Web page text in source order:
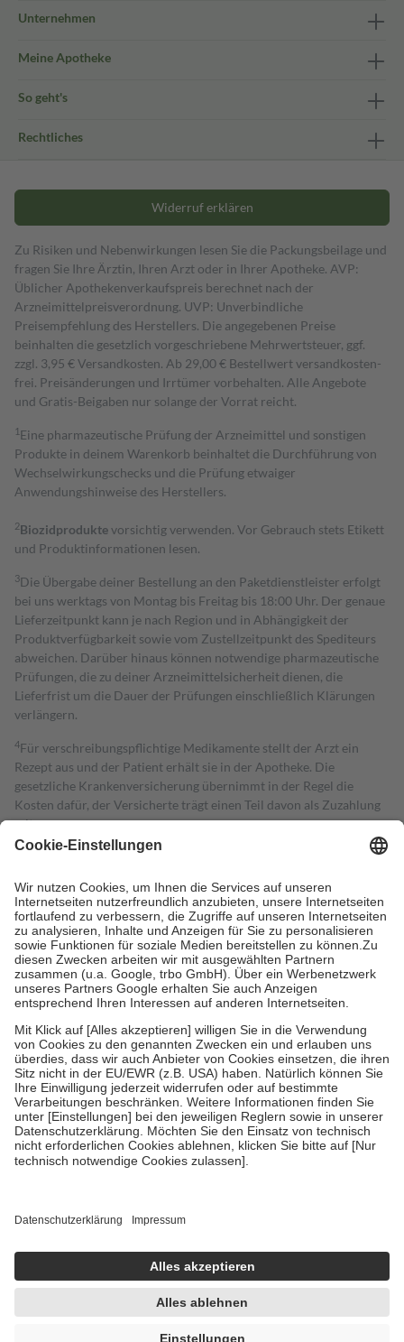
Unternehmen
Meine Apotheke
So geht's
Rechtliches
Widerruf erklären
Zu Risiken und Nebenwirkungen lesen Sie die Packungsbeilage und
fragen Sie Ihre Ärztin, Ihren Arzt oder in Ihrer Apotheke. AVP:
Üblicher Apothekenverkaufspreis berechnet nach der
Arzneimittelpreisverordnung. UVP: Unverbindliche
Preisempfehlung des Herstellers. Die angegebenen Preise
beinhalten die gesetzlich vorgeschriebene Mehrwertsteuer, ggf.
zzgl. 3,95 € Versandkosten. Ab 29,00 € Bestell­wert versand­kosten­
frei. Preisänderungen und Irrtümer vorbehalten. Alle Angebote
und Gratis-Beigaben nur solange der Vorrat reicht.
1 Eine pharmazeutische Prüfung der Arzneimittel und sonstigen
Produkte in deinem Warenkorb beinhaltet die Durchführung von
Wechselwirkungschecks und die Prüfung etwaiger
Anwendungshinweise des Herstellers.
2Biozidproduktevorsichtig verwenden. Vor Gebrauch stets Etikett
und Produktinformationen lesen.
3Die Übergabe deiner Bestellung an den Paketdienstleister erfolgt
bei uns werktags von Montag bis Freitag bis 18:00 Uhr. Der genaue
Lieferzeitpunkt kann je nach Region und in Abhängigkeit der
Produktverfügbarkeit sowie vom Zustellzeitpunkt des Spediteurs
abweichen. Darüber hinaus können notwendige pharmazeutische
Prüfungen, die zu deiner Arzneimittelsicherheit dienen, die
Lieferfrist um die Dauer der Prüfungen einschließlich Klärungen
verlängern.
4Für verschreibungspflichtige Medikamente stellt der Arzt ein
Rezept aus und der Patient erhält sie in der Apotheke. Die
gesetzliche Krankenversicherung übernimmt in der Regel die
Kosten dafür, der Versicherte trägt einen Teil davon als Zuzahlung
mit.
Grundsätzlich leisten Mitglieder Zuzahlungen in Höhe von zehn
höchstens zehn Euro.
Es sind jedoch nie mehr als die tatsächlichen
Kosten der Leistung zu entrichten.
Diese Regeln gelten grundsätzlich auch für Online-Apotheken.
Bei Heilmitteln und häuslicher Krankenpflege beträgt die
Zuzahlung zehn Prozent der Kosten sowie zehn Euro je
Verordnung.
Um das Engagement der Versicherten für ihre eigene Gesundheit zu
stärken und die besondere Stellung der Familie zu unterstützen,
fallenkeine Zuzahlungenan bei:
• Kindern und Jugendlichen bis zum vollendeten 18. Lebensjahr
mit Ausnahme der Fahrkosten
• Untersuchungen zur Vorsorge und Früherkennung, die von der
GKV getragen werden
• empfohlenen Schutzimpfungen
• Harn- und Blutteststreifen
getroffen, um sicherzustellen, dass es sich um echte Bewertungen
https://help.etrusted.com/hc/de/articles/4419944605341
Einige Bilder und Inhalte wurden unter Zuhilfenahme künstlicher